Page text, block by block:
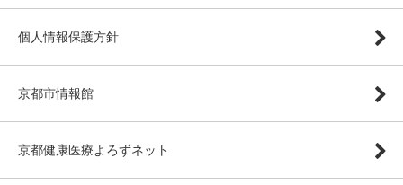
個人情報保護方針
京都市情報館
京都健康医療よろずネット